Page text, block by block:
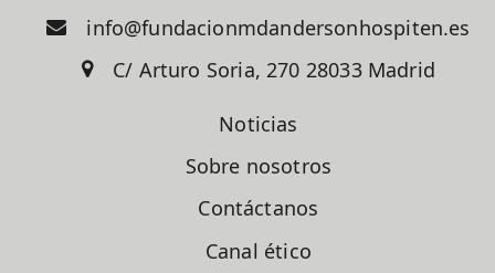
info@fundacionmdandersonhospiten.es
C/ Arturo Soria, 270 28033 Madrid
Noticias
Sobre nosotros
Contáctanos
Canal ético